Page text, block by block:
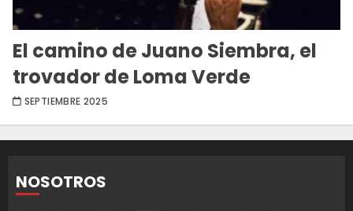
El camino de Juano Siembra, el
trovador de Loma Verde
SEPTIEMBRE 2025
NOSOTROS